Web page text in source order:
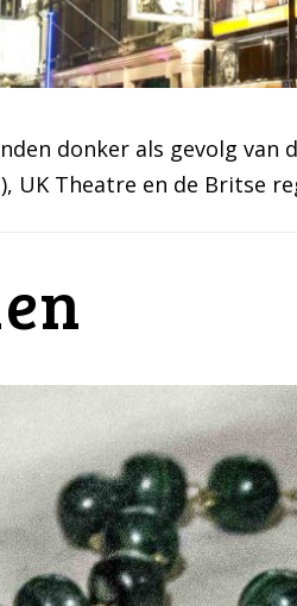
donker als gevolg van
UK Theatre en de Britse